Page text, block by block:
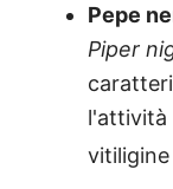
Pepe
Piper
l'attività